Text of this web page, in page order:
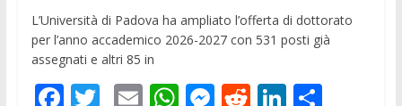
L’Università di Padova ha ampliato l’offerta di dottorato
per l’anno accademico 2026-2027 con 531 posti già
assegnati e altri 85 in
F T E W M R Li C